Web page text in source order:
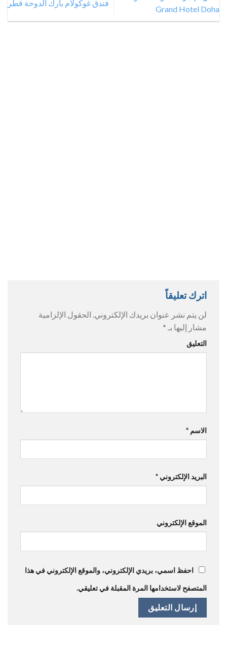
Grand Hotel Doha
فندق غوكولام بارك الدوحة قطر
اترك تعليقاً
لن يتم نشر عنوان بريدك الإلكتروني. الحقول الإلزامية
مشار إليها بـ *
التعليق
الاسم *
البريد الإلكتروني *
الموقع الإلكتروني
احفظ اسمي، بريدي الإلكتروني، والموقع الإلكتروني في هذا
المتصفح لاستخدامها المرة المقبلة في تعليقي.